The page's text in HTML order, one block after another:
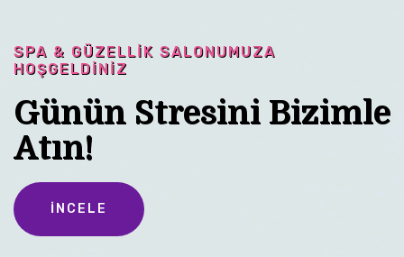
SPA & GÜZELLIK SALONUMUZA
HOŞGELDINIZ
Günün Stresini Bizimle
Atın!
İNCELE
KENDINIZI ŞIMARTMANIN ZAMANI GELDI
Güzellik Salonu Ve Spa
Merkezi
İNCELE